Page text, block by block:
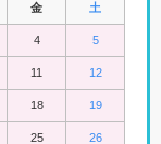
金 土
4 5
11 12
18 19
25 26